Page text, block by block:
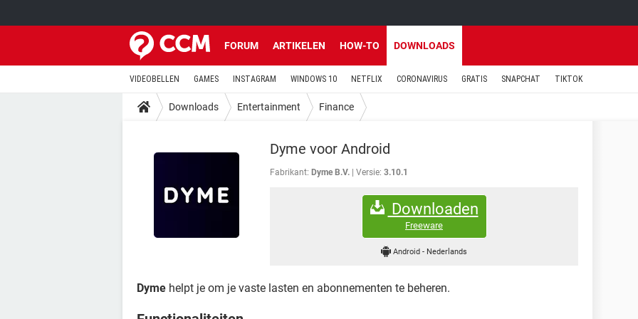
FORUM ARTIKELEN HOW-TO DOWNLOADS
VIDEOBELLEN GAMES INSTAGRAM WINDOWS 10 NETFLIX CORONAVIRUS GRATIS SNAPCHAT TIKTOK
Downloads Entertainment Finance
Dyme voor Android
Fabrikant: Dyme B.V. Versie: 3.10.1
Downloaden
Freeware
Android- Nederlands
Dyme helpt je om je vaste lasten en abonnementen te beheren.